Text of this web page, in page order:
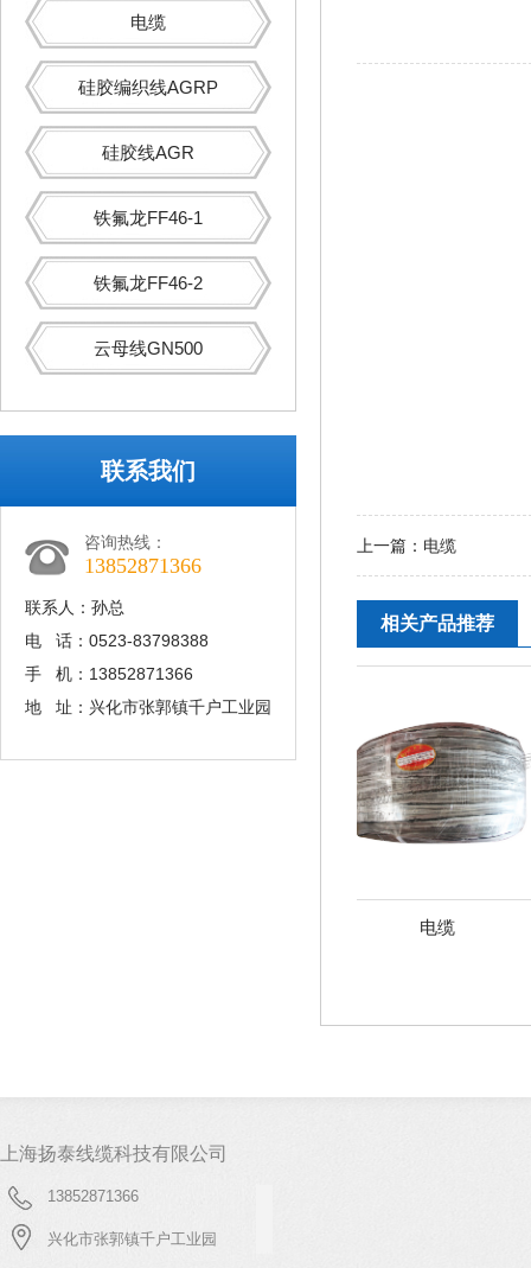
电缆
硅胶编织线AGRP
硅胶线AGR
铁氟龙FF46-1
铁氟龙FF46-2
云母线GN500
联系我们
咨询热线：
13852871366
联系人：孙总
电 话：0523-83798388
手 机：13852871366
地 址：兴化市张郭镇千户工业园
上一篇： 电缆
相关产品推荐
电缆
上海扬泰线缆科技有限公司
13852871366
兴化市张郭镇千户工业园